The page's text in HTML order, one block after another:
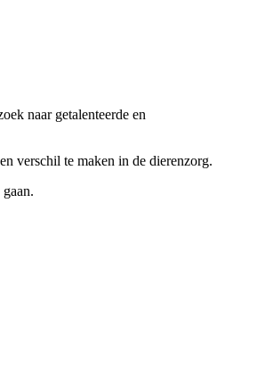
naar getalenteerde en
verschil te maken in de dierenzorg.